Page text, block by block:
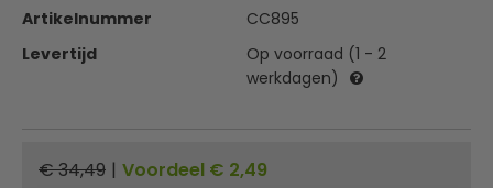
Artikelnummer
CC895
Levertijd
Op voorraad (1 - 2
werkdagen)
€ 34,49 | Voordeel € 2,49